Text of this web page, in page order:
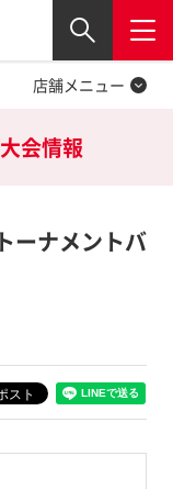
閉じる
店舗メニュー
大会情報
ーナメントバ